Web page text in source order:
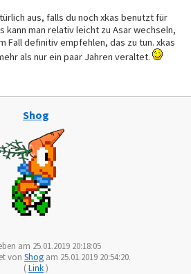
aus, falls du noch xkas benutzt für
kann man relativ leicht zu Asar wechseln,
Fall definitiv empfehlen, das zu tun. xkas
als nur ein paar Jahren veraltet.
Shog
am 25.01.2019 20:18:05
von Shog am 25.01.2019 20:54:20.
(Link)